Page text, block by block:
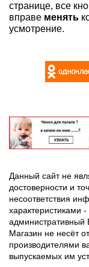
странице, все
вправе менять
усмотрение.
Данный сайт не
достоверности и
несоответствия
характеристиками
административный
Магазин не несёт
производителями
выпускаемых им